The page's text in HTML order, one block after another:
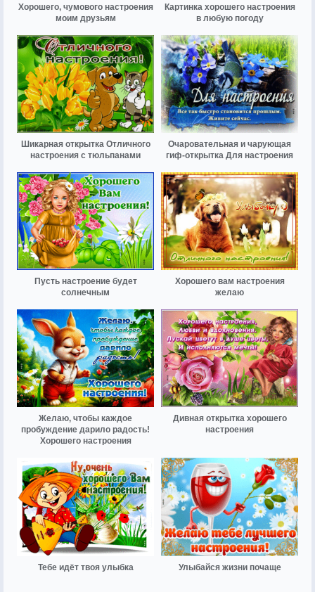
Хорошего, чумового настроения
моим друзьям
Картинка хорошего настроения
в любую погоду
Шикарная открытка Отличного
настроения с тюльпанами
Очаровательная и чарующая
гиф-открытка Для настроения
Пусть настроение будет
солнечным
Хорошего вам настроения
желаю
Желаю, чтобы каждое
пробуждение дарило радость!
Хорошего настроения
Дивная открытка хорошего
настроения
Тебе идёт твоя улыбка Улыбайся жизни почаще